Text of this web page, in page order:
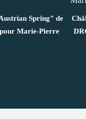
Spring" de
Marie-Pierre